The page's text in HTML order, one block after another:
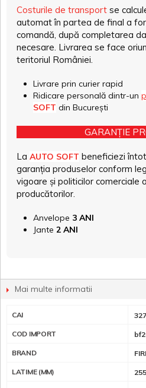
Costurile de transport se
automat în partea de final a
comandă, după completarea
necesare. Livrarea se face
teritoriul României.
Livrare prin curier rapid
Ridicare personală dintr-un
SOFT din București
GARANȚIE
La AUTO SOFT beneficiezi
garanția produselor conform
vigoare și politicilor comerciale
producătorilor.
Anvelope 3 ANI
Jante 2 ANI
Mai multe informatii
CAI
COD IMPORT
BRAND
LATIME (MM) 255